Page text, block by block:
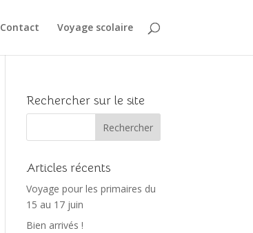
Contact Voyage scolaire
Rechercher sur le site
Articles récents
Voyage pour les primaires du
15 au 17 juin
Bien arrivés !